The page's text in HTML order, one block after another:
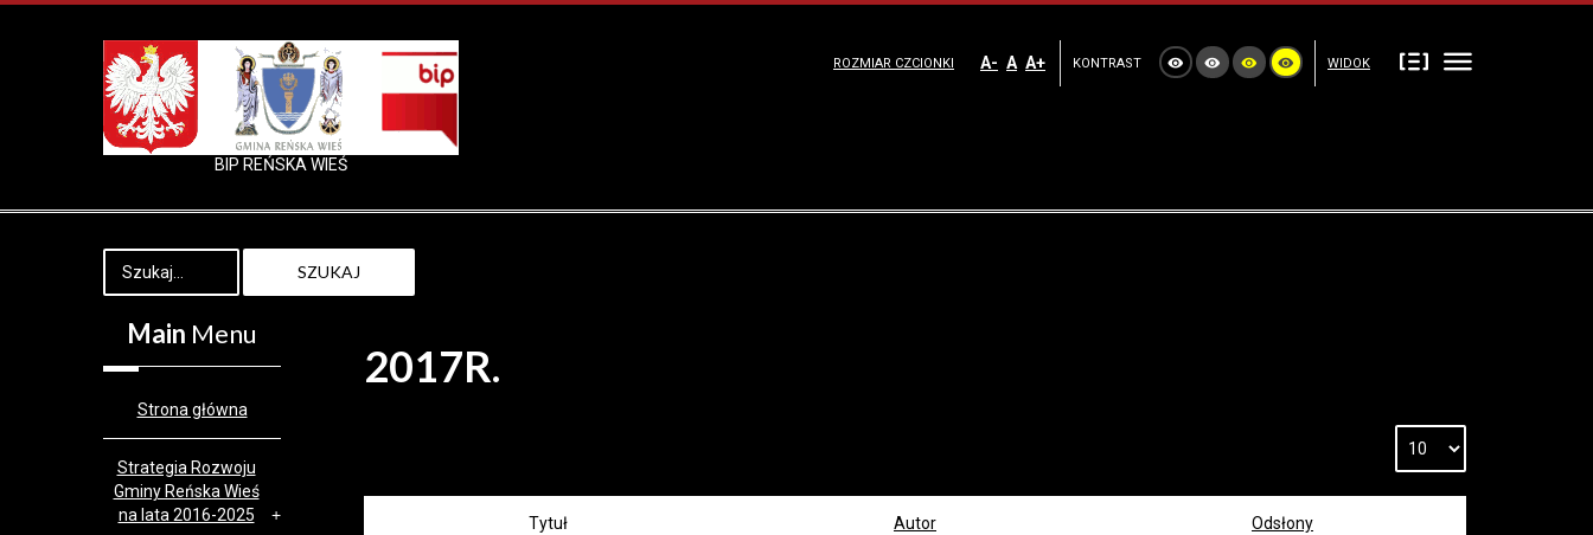
BIP REŃSKA WIEŚ
ROZMIAR CZCIONKI A- A A+ KONTRAST WIDOK
SZUKAJ
2017R.
Tytuł Autor Odsłony
Main Menu
Strona główna
Strategia Rozwoju
Gminy Reńska Wieś
na lata 2016-2025